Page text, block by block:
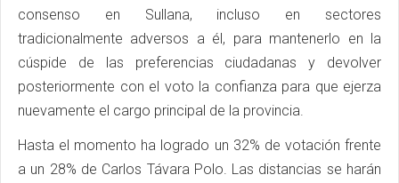
consenso en Sullana, incluso en sectores
tradicionalmente adversos a él, para mantenerlo en la
cúspide de las preferencias ciudadanas y devolver
posteriormente con el voto la confianza para que ejerza
nuevamente el cargo principal de la provincia.
Hasta el momento ha logrado un 32% de votación frente
a un 28% de Carlos Távara Polo. Las distancias se harán